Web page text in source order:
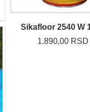
Sikafloor 2540 W
1.890,00 RSD